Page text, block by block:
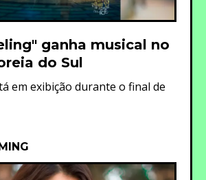
ganha musical no
do Sul
em exibição durante o final de